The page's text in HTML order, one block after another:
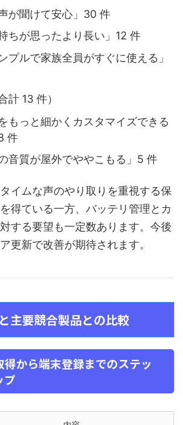
が聞けて安心」30 件
ちが思ったより長い」12 件
プルで家族全員がすぐに使える」
計 13 件）
もっと細かくカスタマイズできる
件
音質が屋外でややこもる」5 件
タイムな声のやり取りを重視する保
得ている一方、バッテリ管理とカ
する要望も一定数あります。今後
更新で改善が期待されます。
主要競合製品との比較
得から端末登録までのステッ
プ